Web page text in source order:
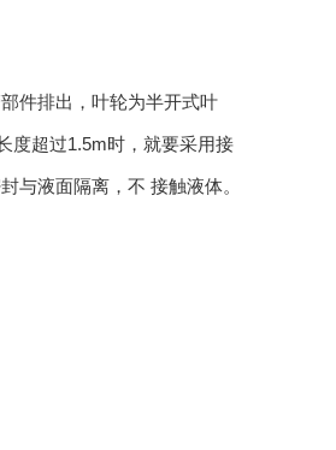
件排出，叶轮为半开式叶
度超过1.5m时，就要采用接
与液面隔离，不 接触液体。